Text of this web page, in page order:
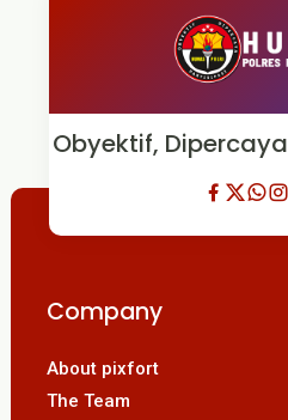
Obyektif, Dipercaya
Company
About pixfort
The Team